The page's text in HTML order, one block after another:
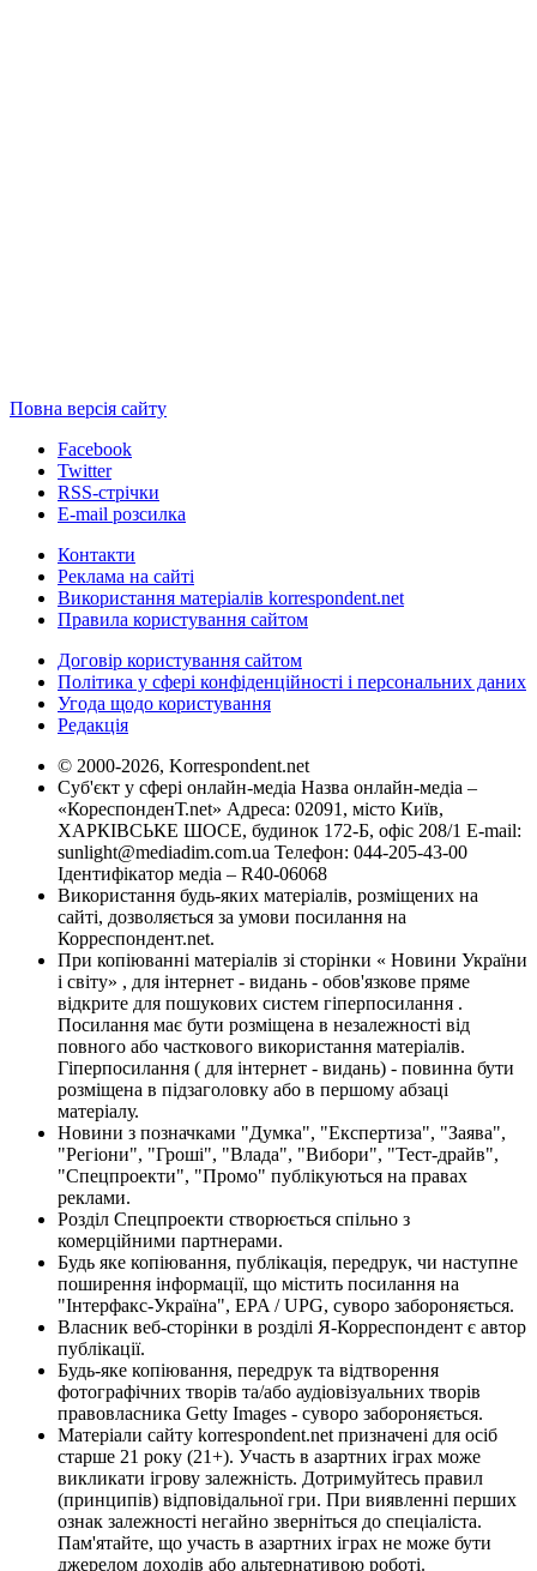
Повна версія сайту
Facebook
Twitter
RSS-стрічки
E-mail розсилка
Контакти
Реклама на сайті
Використання матеріалів korrespondent.net
Правила користування сайтом
Договір користування сайтом
Політика у сфері конфіденційності і персональних даних
Угода щодо користування
Редакція
© 2000-2026, Korrespondent.net
Суб'єкт у сфері онлайн-медіа Назва онлайн-медіа –
«КореспонденТ.net» Адреса: 02091, місто Київ,
ХАРКІВСЬКЕ ШОСЕ, будинок 172-Б, офіс 208/1 E-mail:
sunlight@mediadim.com.ua Телефон: 044-205-43-00
Ідентифікатор медіа – R40-06068
Використання будь-яких матеріалів, розміщених на
сайті, дозволяється за умови посилання на
Корреспондент.net.
При копіюванні матеріалів зі сторінки « Новини України
і світу» , для інтернет - видань - обов'язкове пряме
відкрите для пошукових систем гіперпосилання .
Посилання має бути розміщена в незалежності від
повного або часткового використання матеріалів.
Гіперпосилання ( для інтернет - видань) - повинна бути
розміщена в підзаголовку або в першому абзаці
матеріалу.
Новини з позначками "Думка", "Експертиза", "Заява",
"Регіони", "Гроші", "Влада", "Вибори", "Тест-драйв",
"Спецпроекти", "Промо" публікуються на правах
реклами.
Розділ Спецпроекти створюється спільно з
комерційними партнерами.
Будь яке копіювання, публікація, передрук, чи наступне
поширення інформації, що містить посилання на
"Інтерфакс-Україна", EPA / UPG, суворо забороняється.
Власник веб-сторінки в розділі Я-Корреспондент є автор
публікації.
Будь-яке копіювання, передрук та відтворення
фотографічних творів та/або аудіовізуальних творів
правовласника Getty Images - суворо забороняється.
Матеріали сайту korrespondent.net призначені для осіб
старше 21 року (21+). Участь в азартних іграх може
викликати ігрову залежність. Дотримуйтесь правил
(принципів) відповідальної гри. При виявленні перших
ознак залежності негайно зверніться до спеціаліста.
Пам'ятайте, що участь в азартних іграх не може бути
джерелом доходів або альтернативою роботі.